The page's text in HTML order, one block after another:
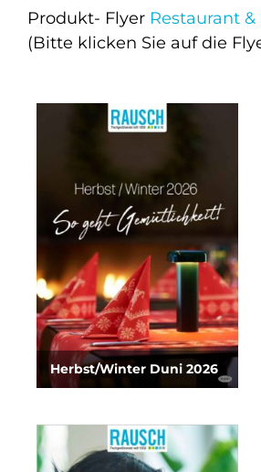
Produkt- Flyer Restaurant &
(Bitte klicken Sie auf die
Herbst/Winter Duni 2026